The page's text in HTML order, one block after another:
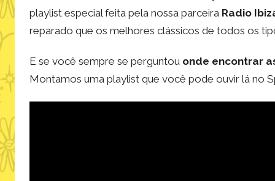
playlist especial feita pela nossa parceira Radio
reparado que os melhores clássicos de todos os
E se você sempre se perguntou onde encontrar
Montamos uma playlist que você pode ouvir lá no